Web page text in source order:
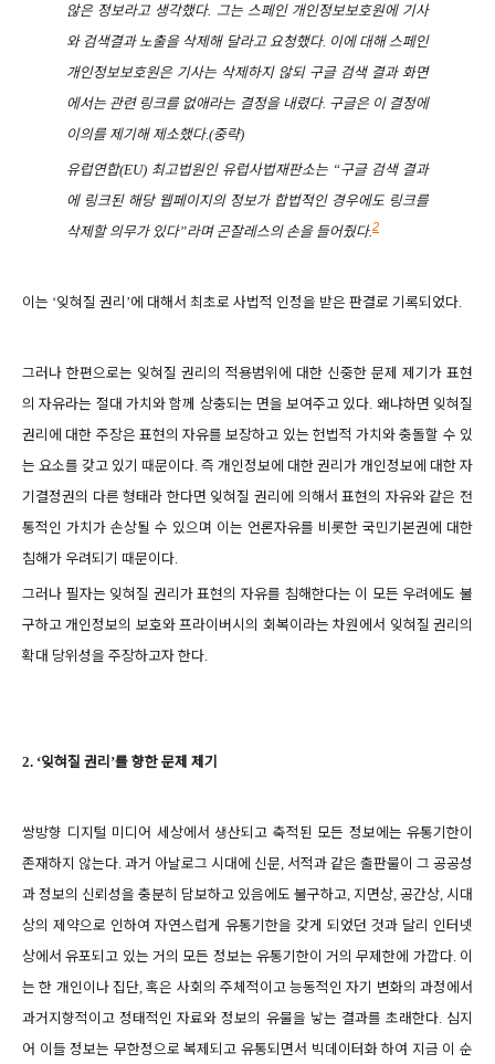
않은 정보라고 생각했다. 그는 스페인 개인정보보호원에 기사
와 검색결과 노출을 삭제해 달라고 요청했다. 이에 대해 스페인
개인정보보호원은 기사는 삭제하지 않되 구글 검색 결과 화면
에서는 관련 링크를 없애라는 결정을 내렸다. 구글은 이 결정에
이의를 제기해 제소했다.(중략)
유럽연합(EU) 최고법원인 유럽사법재판소는 “구글 검색 결과
에 링크된 해당 웹페이지의 정보가 합법적인 경우에도 링크를
삭제할 의무가 있다”라며 곤잘레스의 손을 들어줬다.2
이는 ‘잊혀질 권리 ’에 대해서 최초로 사법적 인정을 받은 판결로 기록되었다.
그러나 한편으로는 잊혀질 권리의 적용범위에 대한 신중한 문제 제기가 표현
의 자유라는 절대 가치와 함께 상충되는 면을 보여주고 있다. 왜냐하면 잊혀질
권리에 대한 주장은 표현의 자유를 보장하고 있는 헌법적 가치와 충돌할 수 있
는 요소를 갖고 있기 때문이다. 즉 개인정보에 대한 권리가 개인정보에 대한 자
기결정권의 다른 형태라 한다면 잊혀질 권리에 의해서 표현의 자유와 같은 전
통적인 가치가 손상될 수 있으며 이는 언론자유를 비롯한 국민기본권에 대한
침해가 우려되기 때문이다.
그러나 필자는 잊혀질 권리가 표현의 자유를 침해한다는 이 모든 우려에도 불
구하고 개인정보의 보호와 프라이버시의 회복이라는 차원에서 잊혀질 권리의
확대 당위성을 주장하고자 한다.
2. ‘잊혀질 권리 ’를 향한 문제 제기
쌍방향 디지털 미디어 세상에서 생산되고 축적된 모든 정보에는 유통기한이
존재하지 않는다. 과거 아날로그 시대에 신문, 서적과 같은 출판물이 그 공공성
과 정보의 신뢰성을 충분히 담보하고 있음에도 불구하고, 지면상, 공간상, 시대
상의 제약으로 인하여 자연스럽게 유통기한을 갖게 되었던 것과 달리 인터넷
상에서 유포되고 있는 거의 모든 정보는 유통기한이 거의 무제한에 가깝다. 이
는 한 개인이나 집단,혹은 사회의 주체적이고 능동적인 자기 변화의 과정에서
과거지향적이고 정태적인 자료와 정보의 유물을 낳는 결과를 초래한다. 심지
어 이들 정보는 무한정으로 복제되고 유통되면서 빅데이터화 하여 지금 이 순